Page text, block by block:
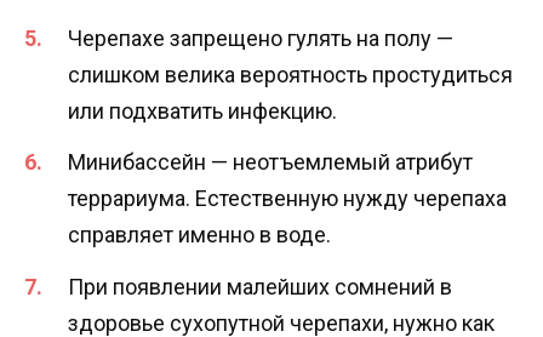
Черепахе запрещено гулять на полу —
слишком велика вероятность простудиться
или подхватить инфекцию.
Минибассейн — неотъемлемый атрибут
террариума. Естественную нужду черепаха
справляет именно в воде.
При появлении малейших сомнений в
здоровье сухопутной черепахи, нужно как